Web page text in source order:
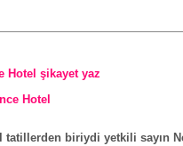
Hotel şikayet yaz
Hotel
tatillerden biriydi yetkili sayın